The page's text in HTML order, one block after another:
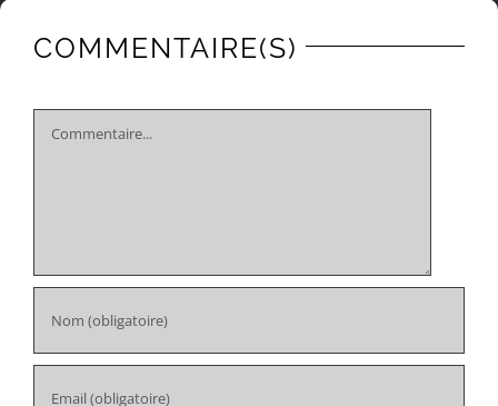
COMMENTAIRE(S)
Comment